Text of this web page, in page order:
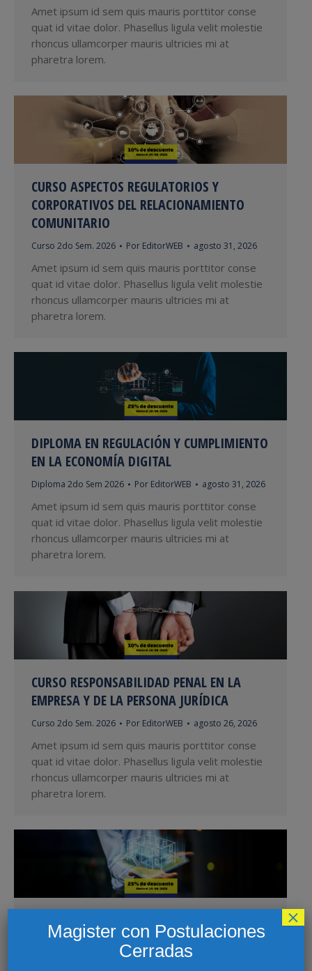
Amet ipsum id sem quis mauris porttitor conse
quat id vitae dolor. Phasellus ligula velit molestie
rhoncus ullamcorper mauris ultricies mi at
pharetra lorem.
CURSO ASPECTOS REGULATORIOS Y
CORPORATIVOS DEL RELACIONAMIENTO
COMUNITARIO
Curso 2do Sem. 2026 Por EditorWEB agosto 31, 2026
Amet ipsum id sem quis mauris porttitor conse
quat id vitae dolor. Phasellus ligula velit molestie
rhoncus ullamcorper mauris ultricies mi at
pharetra lorem.
DIPLOMA EN REGULACIÓN Y CUMPLIMIENTO
EN LA ECONOMÍA DIGITAL
Diploma 2do Sem 2026 Por EditorWEB agosto 31, 2026
Amet ipsum id sem quis mauris porttitor conse
quat id vitae dolor. Phasellus ligula velit molestie
rhoncus ullamcorper mauris ultricies mi at
pharetra lorem.
CURSO RESPONSABILIDAD PENAL EN LA
EMPRESA Y DE LA PERSONA JURÍDICA
Curso 2do Sem. 2026 Por EditorWEB agosto 26, 2026
Amet ipsum id sem quis mauris porttitor conse
quat id vitae dolor. Phasellus ligula velit molestie
rhoncus ullamcorper mauris ultricies mi at
pharetra lorem.
DIPLOMA EN DESARROLLO DE PROYECTOS
INMOBILIARIOS Y SU TRIBUTACIÓN
Magister con Postulaciones
Cerradas
×